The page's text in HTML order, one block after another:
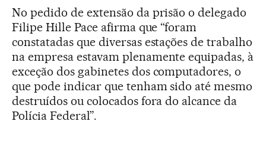
No pedido de extensão da prisão o delegado
Filipe Hille Pace afirma que “foram
constatadas que diversas estações de trabalho
na empresa estavam plenamente equipadas, à
exceção dos gabinetes dos computadores, o
que pode indicar que tenham sido até mesmo
destruídos ou colocados fora do alcance da
Polícia Federal”.